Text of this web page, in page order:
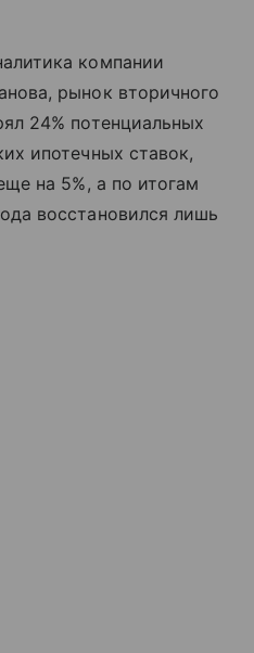
компании
рынок вторичного
24% потенциальных
ипотечных ставок,
на 5%, а по итогам
восстановился лишь